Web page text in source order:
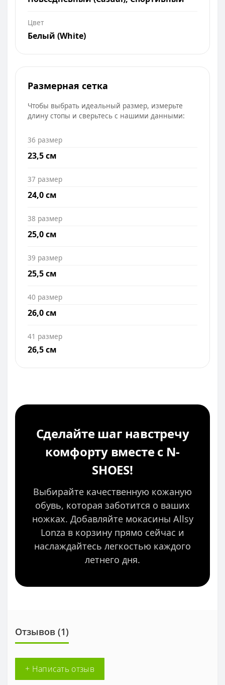
Цвет
Белый (White)
Размерная сетка
Чтобы выбрать идеальный размер, измерьте
длину стопы и сверьтесь с нашими данными:
36 размер
23,5 см
37 размер
24,0 см
38 размер
25,0 см
39 размер
25,5 см
40 размер
26,0 см
41 размер
26,5 см
Сделайте шаг навстречу
комфорту вместе с N-
SHOES!
Выбирайте качественную кожаную
обувь, которая заботится о ваших
ножках. Добавляйте мокасины Allsy
Lonza в корзину прямо сейчас и
наслаждайтесь легкостью каждого
летнего дня.
Отзывов (1)
+ Написать отзыв